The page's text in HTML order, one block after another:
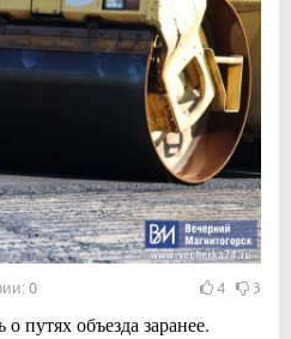
0 4 3
путях объезда заранее.